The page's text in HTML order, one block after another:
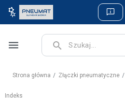
menu search
Strona główna Złączki pneumatyczne
Indeks